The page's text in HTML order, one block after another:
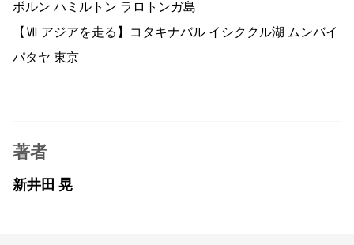
ボルン ハミルトン ラロトンガ島
【Ⅶ アジアを走る】コタキナバル イシククル湖 ムンバイ
パタヤ 東京
著者
新井田 晃